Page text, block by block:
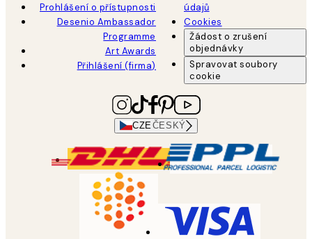
Prohlášení o přístupnosti
Desenio Ambassador
Programme
Art Awards
Přihlášení (firma)
údajů
Cookies
Žádost o zrušení
objednávky
Spravovat soubory
cookie
CZEČESKÝ